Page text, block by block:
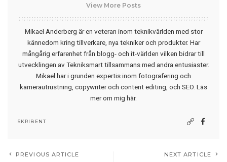
View More Posts
Mikael Anderberg är en veteran inom teknikvärlden med stor
kännedom kring tillverkare, nya tekniker och produkter. Har
mångårig erfarenhet från blogg- och it-världen vilken bidrar till
utvecklingen av Tekniksmart tillsammans med andra entusiaster.
Mikael har i grunden expertis inom fotografering och
kamerautrustning, copywriter och content editing, och SEO. Läs
mer om mig här.
SKRIBENT
PREVIOUS ARTICLE NEXT ARTICLE